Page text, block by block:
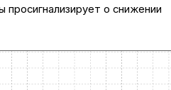
о снижении